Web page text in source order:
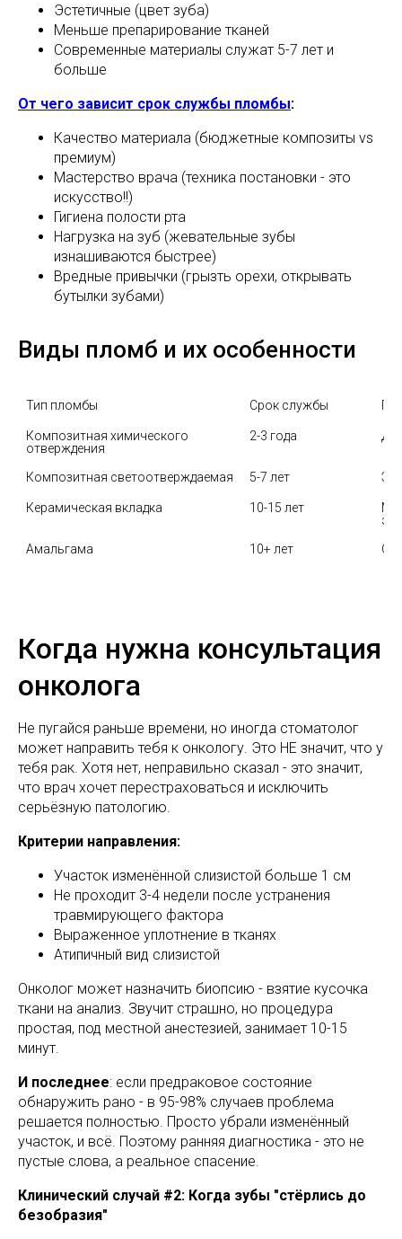
Эстетичные (цвет зуба)
Меньше препарирование тканей
Современные материалы служат 5-7 лет и
больше
От чего зависит срок службы пломбы:
Качество материала (бюджетные композиты vs
премиум)
Мастерство врача (техника постановки - это
искусство!!)
Гигиена полости рта
Нагрузка на зуб (жевательные зубы
изнашиваются быстрее)
Вредные привычки (грызть орехи, открывать
бутылки зубами)
Виды пломб и их особенности
Тип пломбы Срок службы
Композитная химического
отверждения
2-3 года
Композитная светоотверждаемая 5-7 лет
Керамическая вкладка 10-15 лет
Амальгама
10+ лет
Когда нужна консультация
онколога
Не пугайся раньше времени, но иногда стоматолог
может направить тебя к онкологу. Это НЕ значит, что у
тебя рак. Хотя нет, неправильно сказал - это значит,
что врач хочет перестраховаться и исключить
серьёзную патологию.
Критерии направления:
Участок изменённой слизистой больше 1 см
Не проходит 3-4 недели после устранения
травмирующего фактора
Выраженное уплотнение в тканях
Атипичный вид слизистой
Онколог может назначить биопсию - взятие кусочка
ткани на анализ. Звучит страшно, но процедура
простая, под местной анестезией, занимает 10-15
минут.
И последнее: если предраковое состояние
обнаружить рано - в 95-98% случаев проблема
решается полностью. Просто убрали изменённый
участок, и всё. Поэтому ранняя диагностика - это не
пустые слова, а реальное спасение.
Клинический случай #2: Когда зубы "стёрлись до
безобразия"